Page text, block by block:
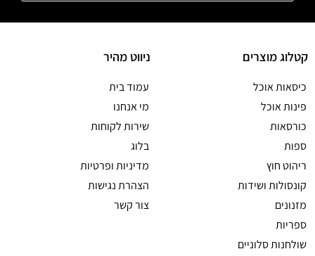
קטלוג מוצרים
כיסאות אוכל
פינות אוכל
כורסאות
ספות
ריהוט חוץ
קונסולות ושידות
מזנונים
ספריות
שולחנות סלוניים
ניווט מהיר
עמוד בית
מי אנחנו
שירות לקוחות
בלוג
מדיניות ופרטיות
הצהרת נגישות
צור קשר